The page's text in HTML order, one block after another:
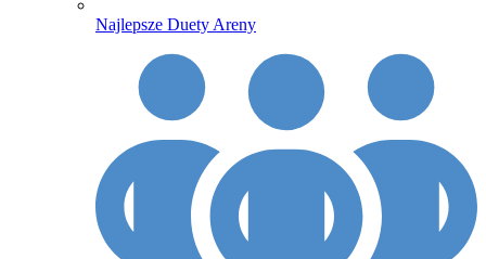
Najlepsze Duety Areny